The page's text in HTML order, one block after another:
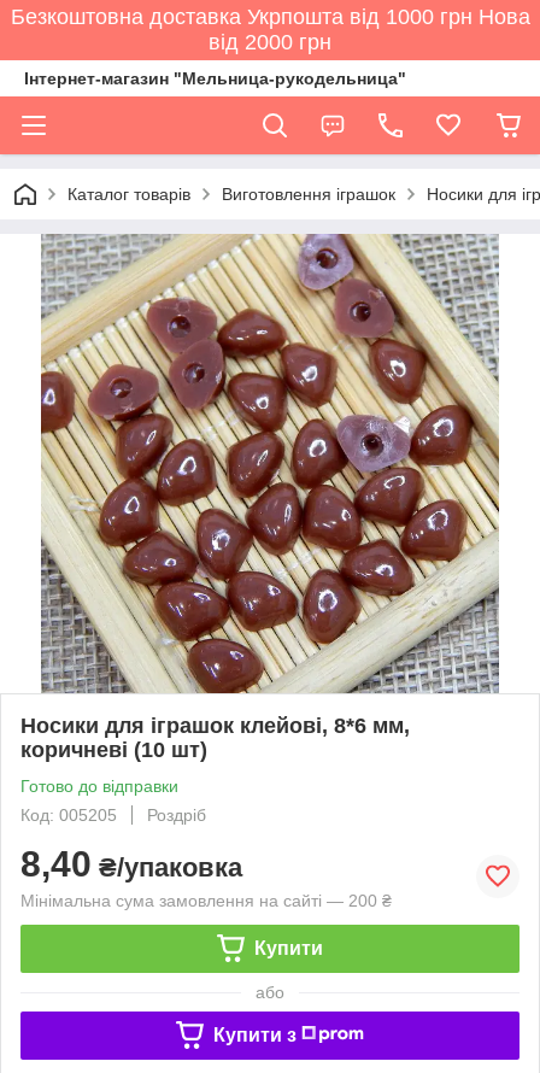
Безкоштовна доставка Укрпошта від 1000 грн Нова
від 2000 грн
Інтернет-магазин "Мельница-рукодельница"
Каталог товарів Виготовлення іграшок Носики для
Носики для іграшок клейові, 8*6 мм,
коричневі (10 шт)
Готово до відправки
Код: 005205
Роздріб
8,40 ₴/упаковка
Мінімальна сума замовлення на сайті — 200 ₴
Купити
або
Купити з